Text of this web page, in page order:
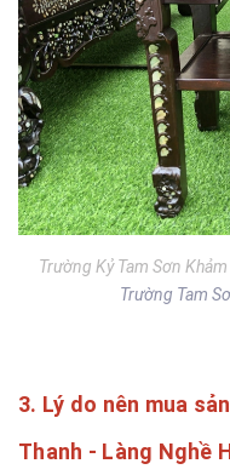
Trường Kỷ Tam Sơn Khảm
Trường Tam
3. Lý do nên mua
Thanh - Làng Nghề